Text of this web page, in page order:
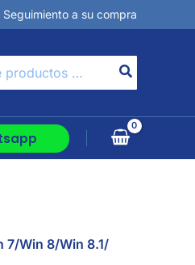
Seguimiento a su compra
7/Win 8/Win 8.1/